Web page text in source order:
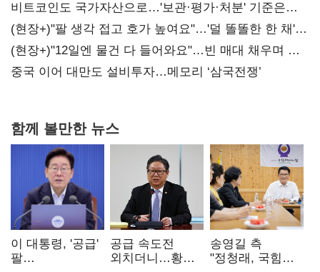
비트코인도 국가자산으로…'보관·평가·처분' 기준은
숙제
(현장+)"팔 생각 접고 호가 높여요"…'덜 똘똘한 한 채'
20억 키맞추기
(현장+)"12일엔 물건 다 들어와요"…빈 매대 채우며 문
연 홈플러스
중국 이어 대만도 설비투자…메모리 ‘삼국전쟁’
함께 볼만한 뉴스
이 대통령, '공급'
팔
공급 속도전
외치더니…황희,
송영길 측
"정청래, 국힘